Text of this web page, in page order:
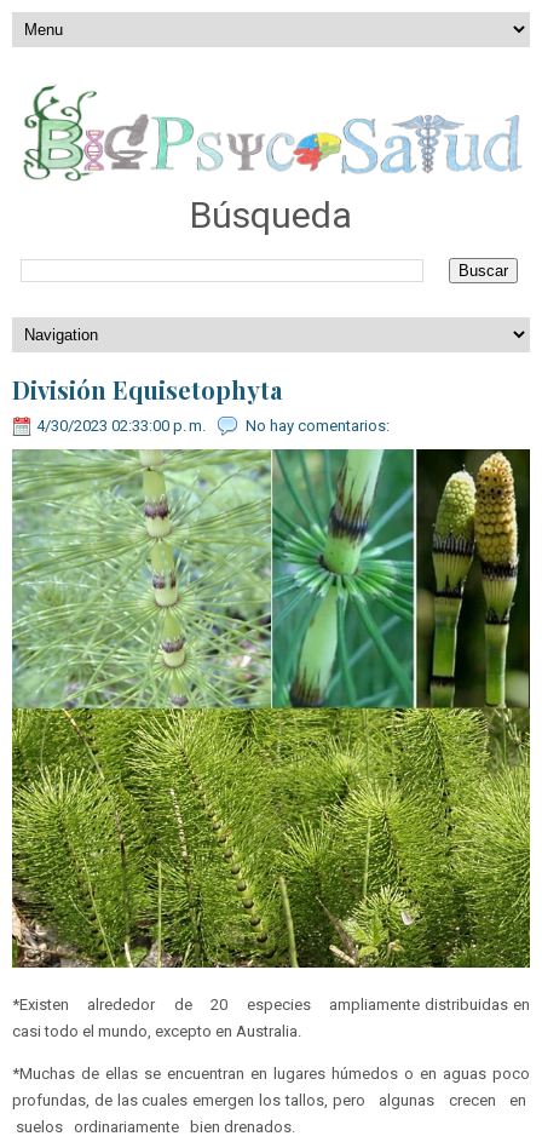
Búsqueda
División Equisetophyta
4/30/2023 02:33:00 p. m. No hay comentarios:
*Existen alrededor de 20 especies ampliamente distribuidas en
casi todo el mundo, excepto en Australia.
*Muchas de ellas se encuentran en lugares húmedos o en aguas poco
profundas, de las cuales emergen los tallos, pero algunas crecen en
suelos ordinariamente bien drenados.